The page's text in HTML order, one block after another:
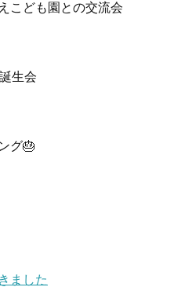
こども園との交流会
生会
グ🎂
ました